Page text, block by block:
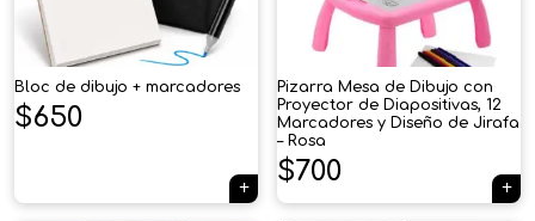
Bloc de dibujo + marcadores
$650
Pizarra Mesa de Dibujo con
Proyector de Diapositivas, 12
Marcadores y Diseño de Jirafa
– Rosa
$700